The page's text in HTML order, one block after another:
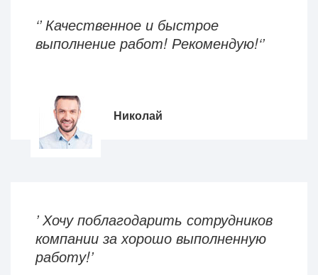
‘’ Качественное и быстрое
выполнение работ! Рекомендую!‘’
Николай
’ Хочу поблагодарить сотрудников
компании за хорошо выполненную
работу!’